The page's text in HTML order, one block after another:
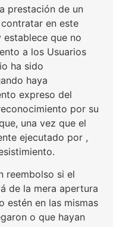
prestación de un
en este
establece que no
a los Usuarios
ha sido
haya
expreso del
por su
una vez que el
ejecutado por ,
reembolso si el
de la mera apertura
estén en las mismas
o que hayan